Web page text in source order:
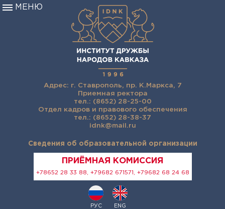
Адрес: г. Ставрополь, пр. К.Маркса, 7
Приемная ректора
тел.: (8652) 28-25-00
Отдел кадров и правового обеспечения
тел.: (8652) 28-38-37
idnk@mail.ru
Сведения об образовательной организации
ПРИЁМНАЯ КОМИССИЯ
+78652 28 33 88, +79682 671571, +79682 68 24 68
РУС ENG
МЕНЮ